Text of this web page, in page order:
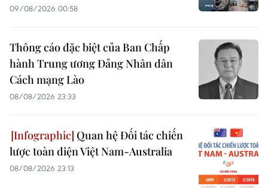
09/08/2026 00:58
Thông cáo đặc biệt của Ban Chấp
hành Trung ương Đảng Nhân dân
Cách mạng Lào
08/08/2026 23:33
Quan hệ Đối tác chiến
lược toàn diện Việt Nam-Australia
08/08/2026 23:13